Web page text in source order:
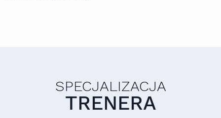
SPECJALIZACJA
TRENERA